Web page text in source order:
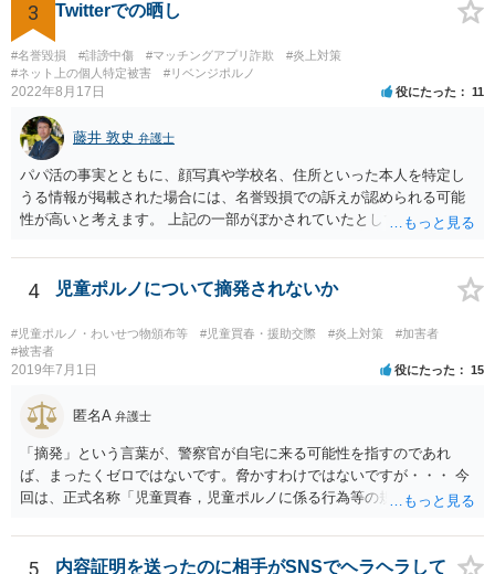
3 Twitterでの晒し
#名誉毀損 #誹謗中傷 #マッチングアプリ詐欺
#炎上対策
#ネット上の個人特定被害
#リベンジポルノ
2022年8月17日 役にたった 11
藤井 敦史 弁護士
パパ活の事実とともに、顔写真や学校名、住所といった本人を特定し
うる情報が掲載された場合には、名誉毀損での訴えが認められる可能
性が高いと考えます。 上記の一部がぼかされていたとしても、その全
合には、同様に考えます。 よろしくお願いいたします。
4 児童ポルノについて摘発されないか
#児童ポルノ・わいせつ物頒布等 #児童買春・援助交際 #炎上対策
#加害者
#被害者
2019年7月1日 役にたった 15
匿名A 弁護士
「摘発」という言葉が、警察官が自宅に来る可能性を指すのであれ
ば、まったくゼロではないです。脅かすわけではないですが・・・ 今
回は、正式名称「児童買春，児童ポルノに係る行為等の規制及び処罰
あります。 自分の意思でダウンロードした時点で所持したことになる
ため、厳密に言えば動画を消去しても犯罪は既に成立してしまってい
5 内容証明を送ったのに相手がSNSでヘラヘラして